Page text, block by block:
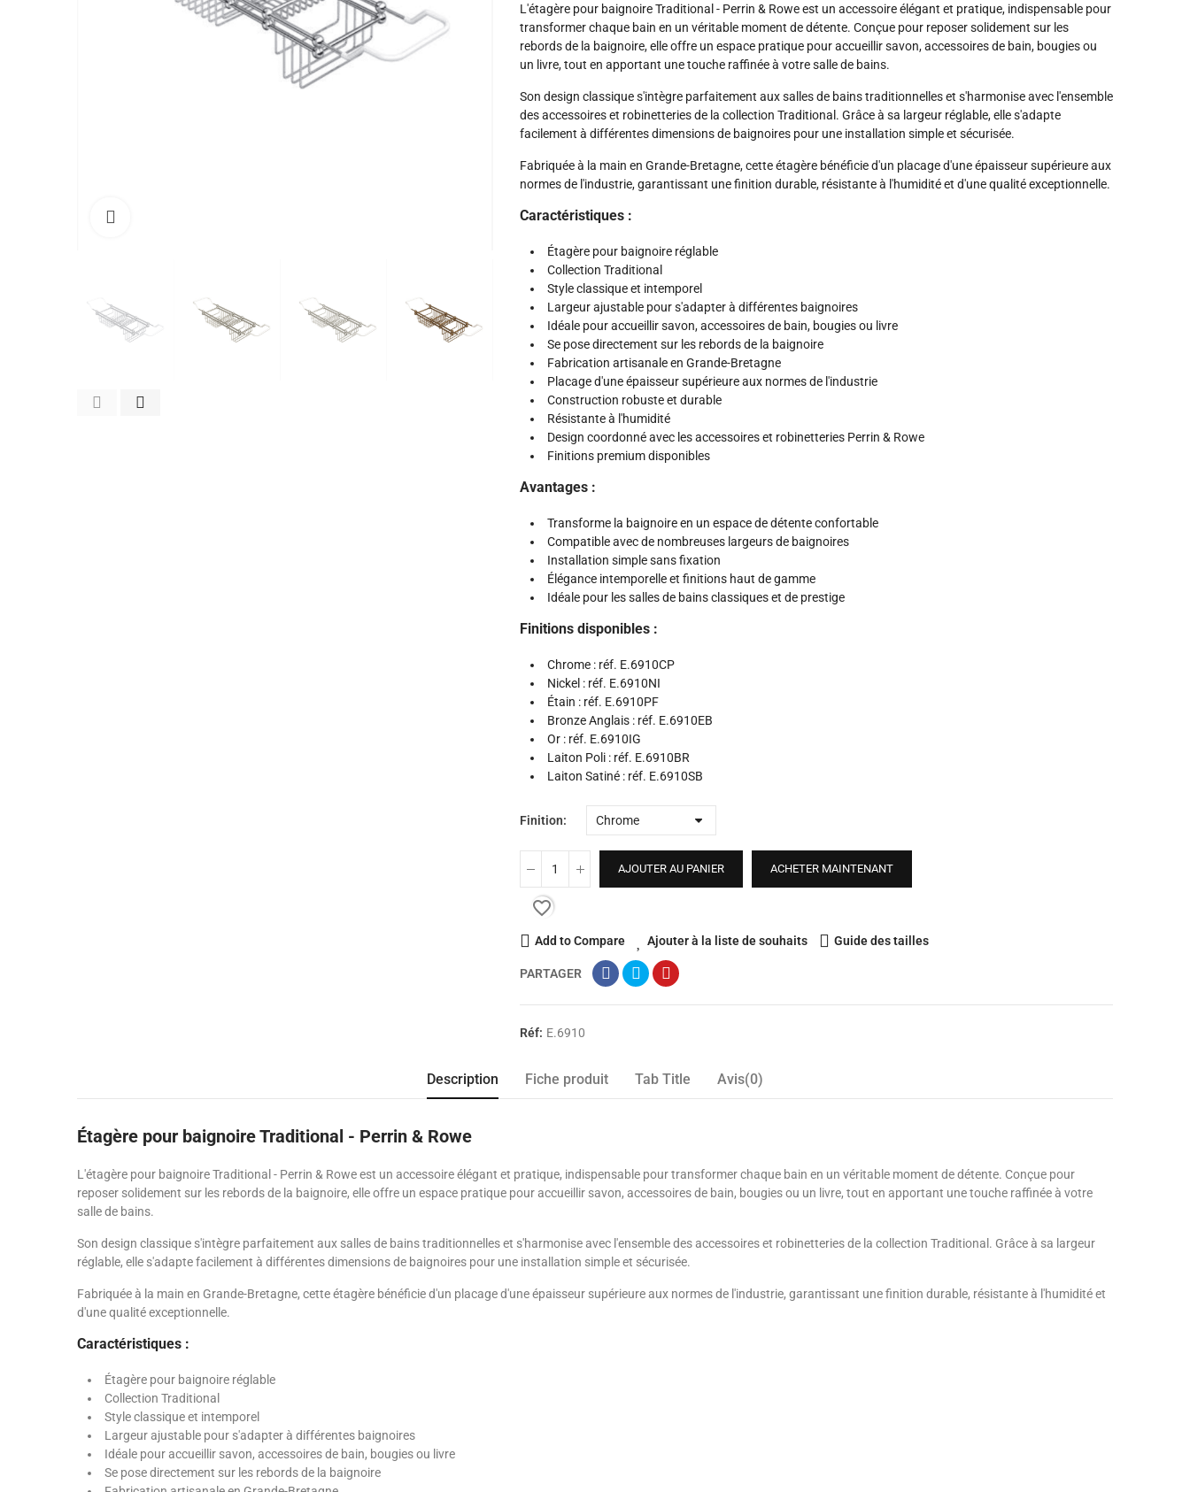
L'étagère pour baignoire Traditional - Perrin & Rowe est un accessoire élégant et pratique, indispensable pour
transformer chaque bain en un véritable moment de détente. Conçue pour reposer solidement sur les
rebords de la baignoire, elle offre un espace pratique pour accueillir savon, accessoires de bain, bougies ou
un livre, tout en apportant une touche raffinée à votre salle de bains.
Son design classique s'intègre parfaitement aux salles de bains traditionnelles et s'harmonise avec l'ensemble
des accessoires et robinetteries de la collection Traditional. Grâce à sa largeur réglable, elle s'adapte
facilement à différentes dimensions de baignoires pour une installation simple et sécurisée.
Fabriquée à la main en Grande-Bretagne, cette étagère bénéficie d'un placage d'une épaisseur supérieure aux
normes de l'industrie, garantissant une finition durable, résistante à l'humidité et d'une qualité exceptionnelle.
Caractéristiques :
Étagère pour baignoire réglable
Collection Traditional
Style classique et intemporel
Largeur ajustable pour s'adapter à différentes baignoires
Idéale pour accueillir savon, accessoires de bain, bougies ou livre
Se pose directement sur les rebords de la baignoire
Fabrication artisanale en Grande-Bretagne
Placage d'une épaisseur supérieure aux normes de l'industrie
Construction robuste et durable
Résistante à l'humidité
Design coordonné avec les accessoires et robinetteries Perrin & Rowe
Finitions premium disponibles
Avantages :
Transforme la baignoire en un espace de détente confortable
Compatible avec de nombreuses largeurs de baignoires
Installation simple sans fixation
Élégance intemporelle et finitions haut de gamme
Idéale pour les salles de bains classiques et de prestige
Finitions disponibles :
Chrome : réf. E.6910CP
Nickel : réf. E.6910NI
Étain : réf. E.6910PF
Bronze Anglais : réf. E.6910EB
Or : réf. E.6910IG
Laiton Poli : réf. E.6910BR
Laiton Satiné : réf. E.6910SB
Finition
AJOUTER AU PANIER ACHETER MAINTENANT
favorite_border
Add to Compare Ajouter à la liste de souhaits Guide des tailles
PARTAGER
Réf: E.6910
Description Fiche produit Tab Title Avis(0)
Étagère pour baignoire Traditional - Perrin & Rowe
L'étagère pour baignoire Traditional - Perrin & Rowe est un accessoire élégant et pratique, indispensable pour transformer chaque bain en un véritable moment de détente. Conçue pour
reposer solidement sur les rebords de la baignoire, elle offre un espace pratique pour accueillir savon, accessoires de bain, bougies ou un livre, tout en apportant une touche raffinée à votre
salle de bains.
Son design classique s'intègre parfaitement aux salles de bains traditionnelles et s'harmonise avec l'ensemble des accessoires et robinetteries de la collection Traditional. Grâce à sa largeur
réglable, elle s'adapte facilement à différentes dimensions de baignoires pour une installation simple et sécurisée.
Fabriquée à la main en Grande-Bretagne, cette étagère bénéficie d'un placage d'une épaisseur supérieure aux normes de l'industrie, garantissant une finition durable, résistante à l'humidité et
d'une qualité exceptionnelle.
Caractéristiques :
Étagère pour baignoire réglable
Collection Traditional
Style classique et intemporel
Largeur ajustable pour s'adapter à différentes baignoires
Idéale pour accueillir savon, accessoires de bain, bougies ou livre
Se pose directement sur les rebords de la baignoire